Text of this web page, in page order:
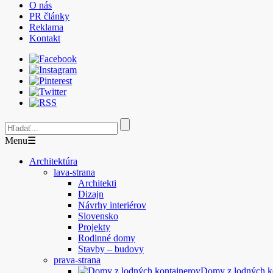
O nás
PR články
Reklama
Kontakt
Menu☰
Architektúra
lava-strana
Architekti
Dizajn
Návrhy interiérov
Slovensko
Projekty
Rodinné domy
Stavby – budovy
prava-strana